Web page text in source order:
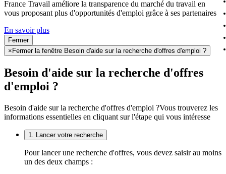
France Travail améliore la transparence du marché du travail en
vous proposant plus d'opportunités d'emploi grâce à ses partenaires
En savoir plus
Fermer
× Fermer la fenêtre Besoin d'aide sur la recherche d'offres d'emploi ?
Besoin d'aide sur la recherche d'offres
d'emploi ?
Besoin d'aide sur la recherche d'offres d'emploi ?Vous trouverez les
informations essentielles en cliquant sur l'étape qui vous intéresse
1. Lancer votre recherche
Pour lancer une recherche d'offres, vous devez saisir au moins
un des deux champs :